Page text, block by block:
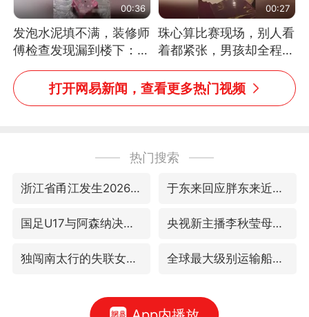
00:36
发泡水泥填不满，装修师
傅检查发现漏到楼下：出
风口未延伸到外墙
00:27
珠心算比赛现场，别人看
着都紧张，男孩却全程气
定神闲、从容作答，最终
拿下冠军。网友：这淡定
的样子，一看就是有实
打开网易新闻，查看更多热门视频
热门搜索
浙江省甬江发生2026年第1号洪水 于东来回应胖东来近25年老店年底关闭
国足U17与阿森纳决赛取消 并列冠军 央视新主播李秋莹母校发文祝贺
独闯南太行的失联女生最后轨迹已确认 全球最大级别运输船通过长江大桥